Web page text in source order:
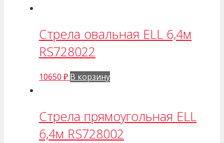
Стрела овальная ELL 6,4м
RS728022
10650 ₽ В корзину
Стрела прямоугольная ELL
6,4м RS728002